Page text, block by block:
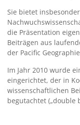
Sie bietet
die Präsentation
Beiträgen aus
der Pacific
Im Jahr 2010 wurde
eingerichtet, der in
wissenschaftlichen
begutachtet („double